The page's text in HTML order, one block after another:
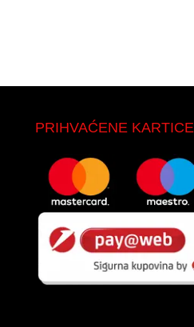
PRIHVAĆENE KARTICE